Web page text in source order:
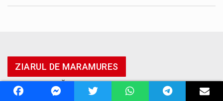
ZIARUL DE MARAMURES
TREBUIE SĂ ȘTII